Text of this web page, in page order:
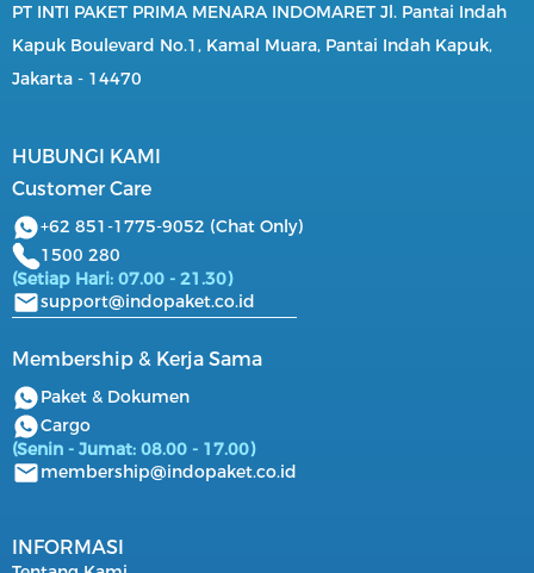
PT INTI PAKET PRIMA MENARA INDOMARET Jl. Pantai Indah
Kapuk Boulevard No.1, Kamal Muara, Pantai Indah Kapuk,
Jakarta - 14470
HUBUNGI KAMI
Customer Care
+62 851-1775-9052 (Chat Only)
1500 280
(Setiap Hari: 07.00 - 21.30)
support@indopaket.co.id
Membership & Kerja Sama
Paket & Dokumen
Cargo
(Senin - Jumat: 08.00 - 17.00)
membership@indopaket.co.id
INFORMASI